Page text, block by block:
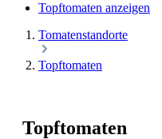
Topftomaten anzeigen
Tomatenstandorte
Topftomaten
Topftomaten